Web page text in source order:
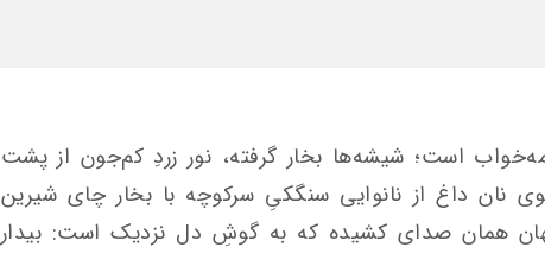
است؛ شیشه‌ها بخار گرفته، نور زردِ کم‌جون از پشت
نان داغ از نانوایی سنگکیِ سرکوچه با بخار چای شیرین
همان صدای کشیده که به گوشِ دل نزدیک است: بیدار